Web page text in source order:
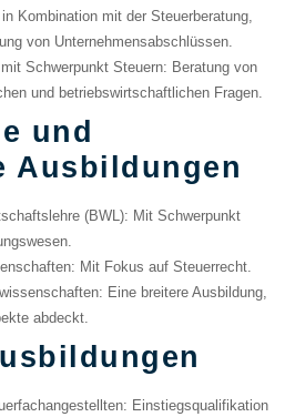
Kombination mit der Steuerberatung,
von Unternehmensabschlüssen.
Schwerpunkt Steuern: Beratung von
und betriebswirtschaftlichen Fragen.
und
Ausbildungen
(BWL): Mit Schwerpunkt
: Mit Fokus auf Steuerrecht.
: Eine breitere Ausbildung,
abdeckt.
: Einstiegsqualifikation